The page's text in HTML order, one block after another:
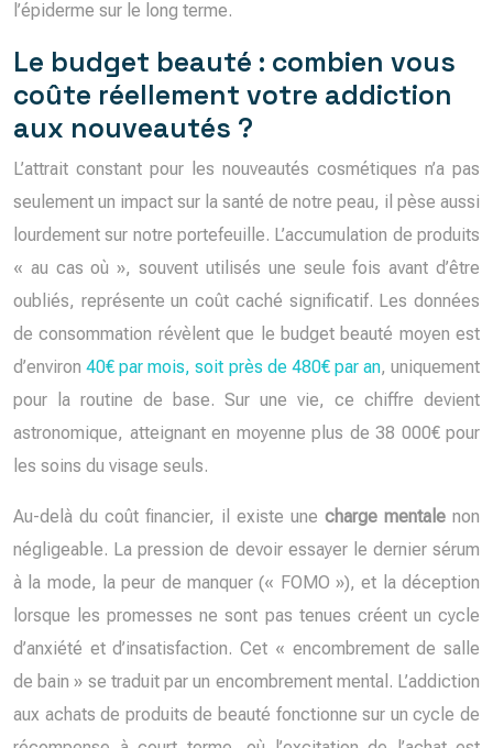
l’épiderme sur le long terme.
Le budget beauté : combien vous
coûte réellement votre addiction
aux nouveautés ?
L’attrait constant pour les nouveautés cosmétiques n’a pas
seulement un impact sur la santé de notre peau, il pèse aussi
lourdement sur notre portefeuille. L’accumulation de produits
« au cas où », souvent utilisés une seule fois avant d’être
oubliés, représente un coût caché significatif. Les données
de consommation révèlent que le budget beauté moyen est
d’environ40€ par mois, soit près de 480€ par an, uniquement
pour la routine de base. Sur une vie, ce chiffre devient
astronomique, atteignant en moyenne plus de 38 000€ pour
les soins du visage seuls.
Au-delà du coût financier, il existe une charge mentale non
négligeable. La pression de devoir essayer le dernier sérum
à la mode, la peur de manquer (« FOMO »), et la déception
lorsque les promesses ne sont pas tenues créent un cycle
d’anxiété et d’insatisfaction. Cet « encombrement de salle
de bain » se traduit par un encombrement mental. L’addiction
aux achats de produits de beauté fonctionne sur un cycle de